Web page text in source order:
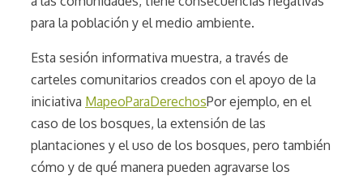
para la población y el medio ambiente.
Esta sesión informativa muestra, a través de
carteles comunitarios creados con el apoyo de la
iniciativa MapeoParaDerechosPor ejemplo, en el
caso de los bosques, la extensión de las
plantaciones y el uso de los bosques, pero también
cómo y de qué manera pueden agravarse los